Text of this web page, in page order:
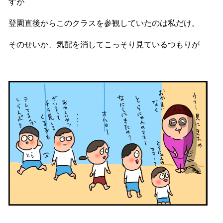
登園直後からこのクラスを参観していたのは私だけ。
そのせいか、気配を消してこっそり見ているつもりが